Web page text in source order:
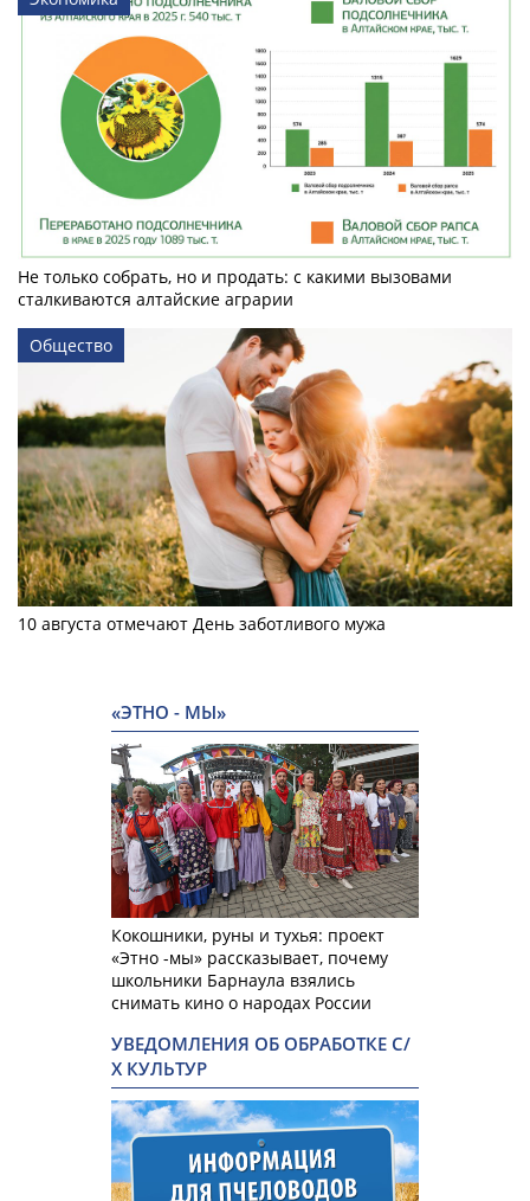
Не только собрать, но и продать: с какими вызовами
сталкиваются алтайские аграрии
Общество
10 августа отмечают День заботливого мужа
«ЭТНО - МЫ»
Кокошники, руны и тухья: проект
«Этно -мы» рассказывает, почему
школьники Барнаула взялись
снимать кино о народах России
УВЕДОМЛЕНИЯ ОБ ОБРАБОТКЕ С/
Х КУЛЬТУР